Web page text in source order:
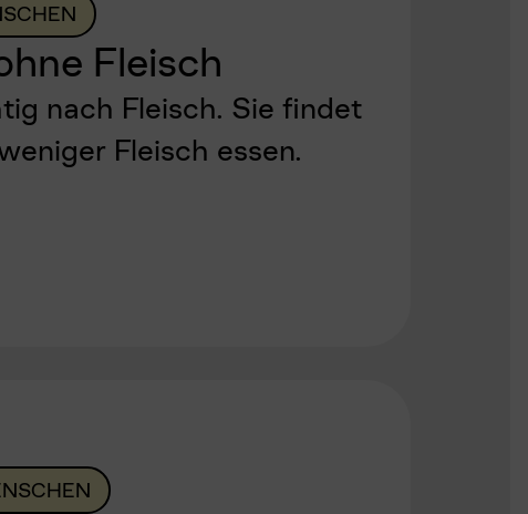
Fleisch
nach Fleisch. Sie findet
Fleisch essen.